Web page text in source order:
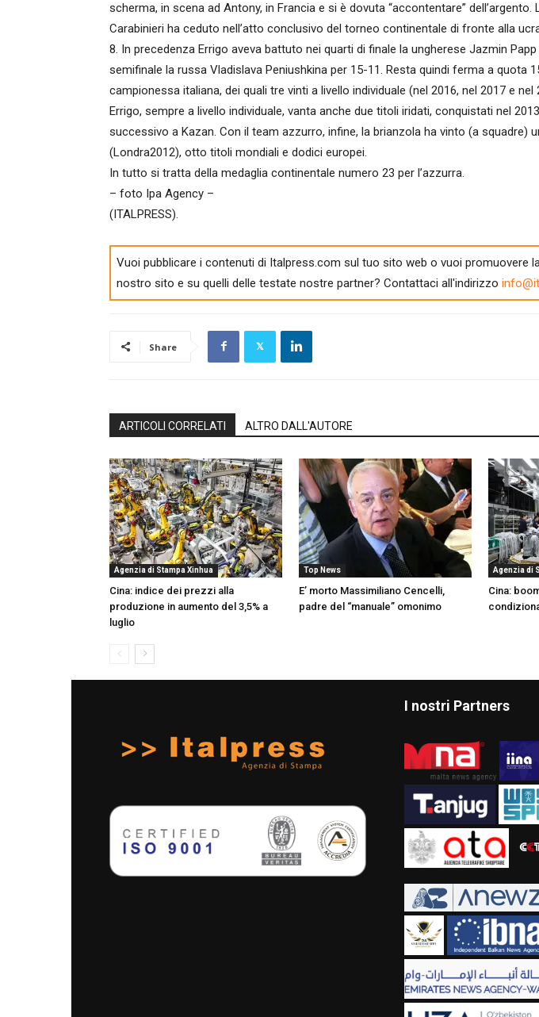
scherma, in scena ad Antony, in Francia e si è dovuta “accontentare” dell’argento.
Carabinieri ha ceduto nell’atto conclusivo del torneo continentale di fronte alla
8. In precedenza Errigo aveva battuto nei quarti di finale la ungherese Jazmin
semifinale la russa Vladislava Peniushkina per 15-11. Resta quindi ferma a quota
campionessa italiana, dei quali tre vinti a livello individuale (nel 2016, nel 2017 e nel
Errigo, sempre a livello individuale, vanta anche due titoli iridati, conquistati nel
successivo a Kazan. Con il team azzurro, infine, la brianzola ha vinto (a squadre)
(Londra2012), otto titoli mondiali e dodici europei.
In tutto si tratta della medaglia continentale numero 23 per l’azzurra.
– foto Ipa Agency –
(ITALPRESS).
Vuoi pubblicare i contenuti di Italpress.com sul tuo sito web o vuoi promuovere
nostro sito e su quelli delle testate nostre partner? Contattaci all'indirizzo
Share
ARTICOLI CORRELATI ALTRO DALL'AUTORE
Agenzia di Stampa Xinhua
Cina: indice dei prezzi alla
produzione in aumento del 3,5% a
luglio
Top News
E’ morto Massimiliano Cencelli,
padre del “manuale” omonimo
Agenzia di
Cina:
I nostri Partners